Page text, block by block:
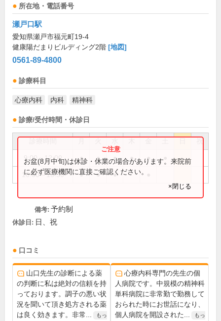
所在地・電話番号
瀬戸口駅
愛知県瀬戸市福元町19-4
健康陽だまりビルディング2階 [地図]
0561-89-4800
診療科目
心療内科 内科 精神科
診療/受付時間・休診日
祝
9:00～12:00 ● ● ● ● ●
16:00～18:30 ● ● ●
お盆(8月中旬)は休診・休業の場合があります。来院前
に必ず医療機関に直接ご確認ください。
×閉じる
備考: 予約制
休診日: 日、祝
口コミ
山口先生の診断による薬
の判断に私は絶対の信頼を持
っております。調子の悪い状
況を聞いて頂き処方される薬
は良く効きます。非常...
もっ
心療内科専門の先生の個
人病院です。中規模の精神科
単科病院に非常勤で勤務して
おられた時にお世話になり、
個人病院を開設された...
もっ